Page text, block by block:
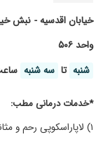
واحد ۵۰۶
شنبه تا سه شنبه
*خدمات درمانی مطب:
۱) لاپاراسکوپی رحم و مثانه ۲) میومکتومی رحم ۳) ـ رحم